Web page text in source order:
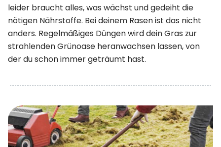
leider braucht alles, was wächst und gedeiht die
nötigen Nährstoffe. Bei deinem Rasen ist das nicht
anders. Regelmäßiges Düngen wird dein Gras zur
strahlenden Grünoase heranwachsen lassen, von
der du schon immer geträumt hast.